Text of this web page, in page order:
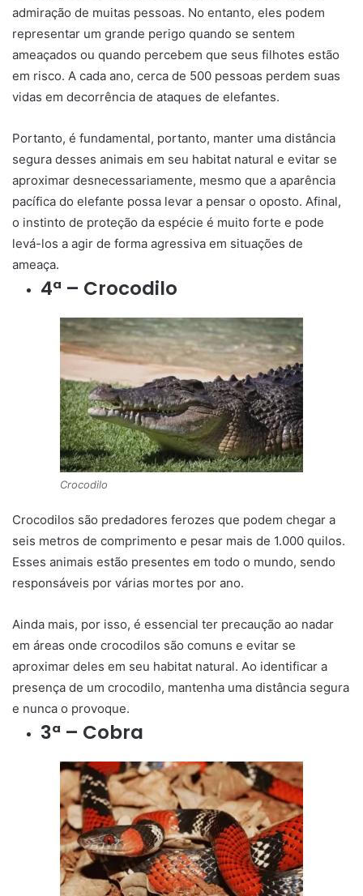
admiração de muitas pessoas. No entanto, eles podem
representar um grande perigo quando se sentem
ameaçados ou quando percebem que seus filhotes estão
em risco. A cada ano, cerca de 500 pessoas perdem suas
vidas em decorrência de ataques de elefantes.
Portanto, é fundamental, portanto, manter uma distância
segura desses animais em seu habitat natural e evitar se
aproximar desnecessariamente, mesmo que a aparência
pacífica do elefante possa levar a pensar o oposto. Afinal,
o instinto de proteção da espécie é muito forte e pode
levá-los a agir de forma agressiva em situações de
ameaça.
4ª – Crocodilo
Crocodilo
Crocodilos são predadores ferozes que podem chegar a
seis metros de comprimento e pesar mais de 1.000 quilos.
Esses animais estão presentes em todo o mundo, sendo
responsáveis por várias mortes por ano.
Ainda mais, por isso, é essencial ter precaução ao nadar
em áreas onde crocodilos são comuns e evitar se
aproximar deles em seu habitat natural. Ao identificar a
presença de um crocodilo, mantenha uma distância segura
e nunca o provoque.
3ª – Cobra